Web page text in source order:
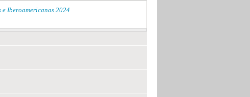
Iberoamericanas 2024